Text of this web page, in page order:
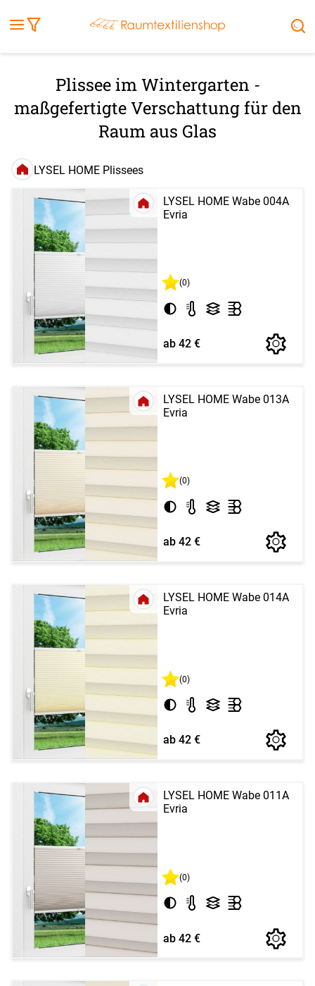
Außenrollo
Stoffe
Markise Sonnensegel
Plissee im Wintergarten -
maßgefertigte Verschattung für den
Raum aus Glas
LYSEL HOME Plissees
LYSEL HOME Wabe 004A
Evria
(0)
ab 42 €
LYSEL HOME Wabe 013A
Evria
(0)
ab 42 €
LYSEL HOME Wabe 014A
Evria
(0)
ab 42 €
LYSEL HOME Wabe 011A
Evria
(0)
ab 42 €